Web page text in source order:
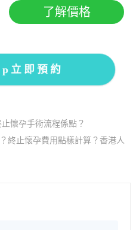
了解價格
立即預約
懷孕手術流程係點？
終止懷孕費用點樣計算？香港人